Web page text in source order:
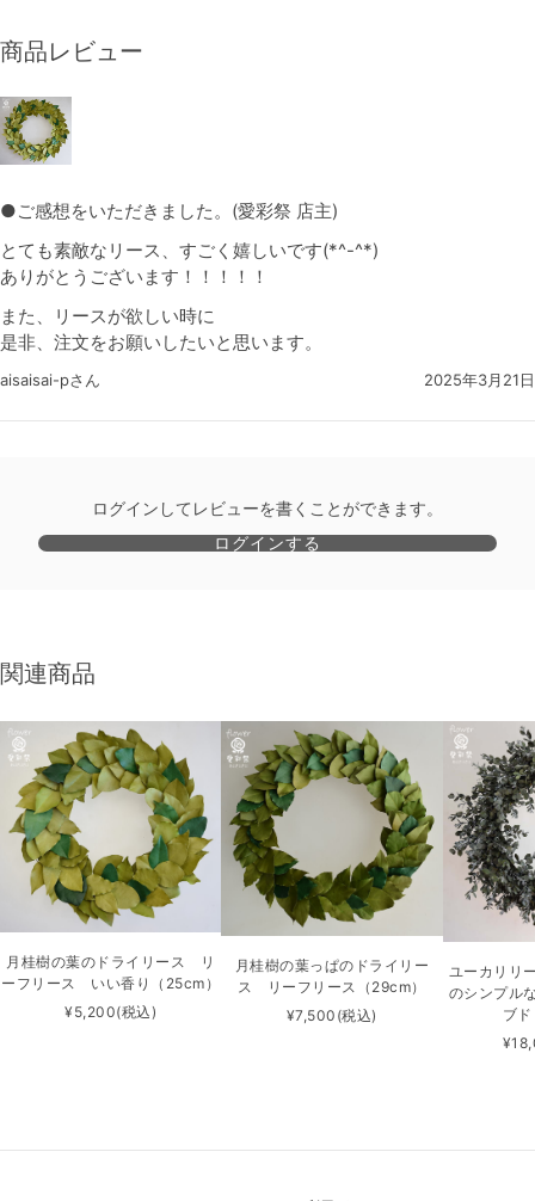
商品レビュー
●ご感想をいただきました。(愛彩祭 店主)
とても素敵なリース、すごく嬉しいです(*^-^*)
ありがとうございます！！！！！
また、リースが欲しい時に
是非、注文をお願いしたいと思います。
aisaisai-pさん 2025年3月21日
ログインしてレビューを書くことができます。
ログインする
関連商品
月桂樹の葉のドライリース リ
ーフリース いい香り（25cm）
¥5,200(税込)
月桂樹の葉っぱのドライリー
ス リーフリース（29cm）
¥7,500 (税込)
ユーカリリ
のシンプル
ブ